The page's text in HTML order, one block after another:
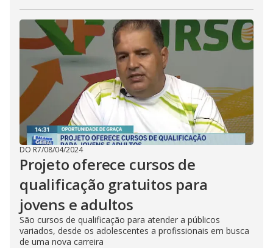
DO R7/08/04/2024
Projeto oferece cursos de
qualificação gratuitos para
jovens e adultos
São cursos de qualificação para atender a públicos
variados, desde os adolescentes a profissionais em busca
de uma nova carreira